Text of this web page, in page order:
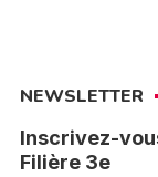
NEWSLETTER
Inscrivez-
Filière 3e